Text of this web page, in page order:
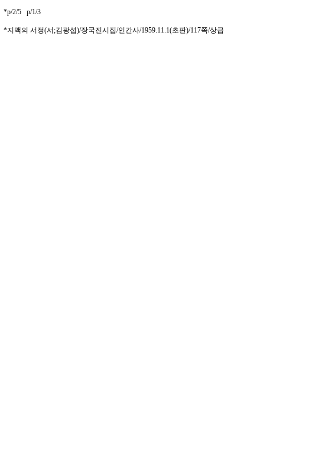
*p/2/5 p/1/3
*지맥의 서정(서;김광섭)/장국진시집/인간사/1959.11.1(초판)/117쪽/상급